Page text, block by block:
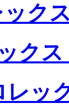
ック
ク
レッ